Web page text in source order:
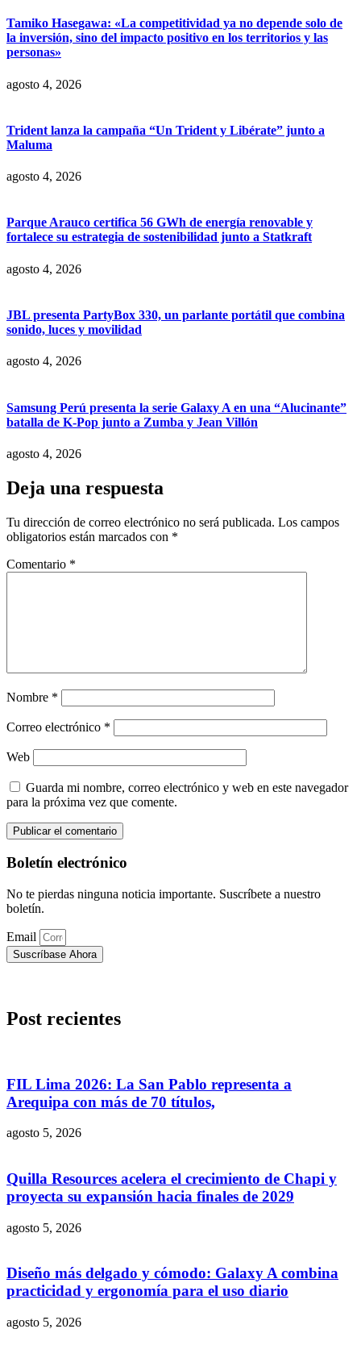
Tamiko Hasegawa: «La competitividad ya no depende solo de
la inversión, sino del impacto positivo en los territorios y las
personas»
agosto 4, 2026
Trident lanza la campaña “Un Trident y Libérate” junto a
Maluma
agosto 4, 2026
Parque Arauco certifica 56 GWh de energía renovable y
fortalece su estrategia de sostenibilidad junto a Statkraft
agosto 4, 2026
JBL presenta PartyBox 330, un parlante portátil que combina
sonido, luces y movilidad
agosto 4, 2026
Samsung Perú presenta la serie Galaxy A en una “Alucinante”
batalla de K-Pop junto a Zumba y Jean Villón
agosto 4, 2026
Deja una respuesta
Tu dirección de correo electrónico no será publicada. Los campos
obligatorios están marcados con *
Comentario *
Nombre *
Correo electrónico *
Web
Guarda mi nombre, correo electrónico y web en este navegador
para la próxima vez que comente.
Boletín electrónico
No te pierdas ninguna noticia importante. Suscríbete a nuestro
boletín.
Email
Suscríbase Ahora
Post recientes
FIL Lima 2026: La San Pablo representa a
Arequipa con más de 70 títulos,
agosto 5, 2026
Quilla Resources acelera el crecimiento de Chapi y
proyecta su expansión hacia finales de 2029
agosto 5, 2026
Diseño más delgado y cómodo: Galaxy A combina
practicidad y ergonomía para el uso diario
agosto 5, 2026